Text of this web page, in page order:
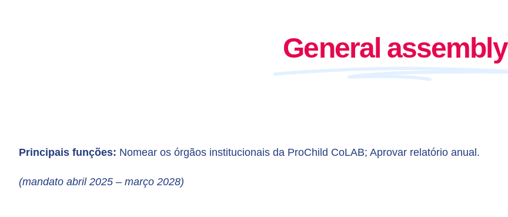
General assembly
Principais funções: Nomear os órgãos institucionais da ProChild CoLAB; Aprovar relatório anual.
(mandato abril 2025 – março 2028)